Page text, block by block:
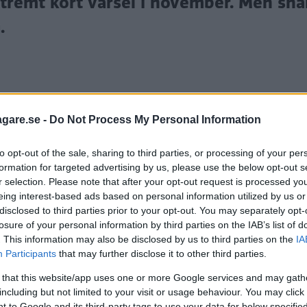
- Do Not Process My Personal Information
opt-out of the sale, sharing to third parties, or processing of your
for targeted advertising by us, please use the below opt-out
selection. Please note that after your opt-out request is processed
interest-based ads based on personal information utilized by us
to third parties prior to your opt-out. You may separately
of your personal information by third parties on the IAB’s list of
This information may also be disclosed by us to third parties on the
Participants that may further disclose it to other third parties.
that this website/app uses one or more Google services and may
but not limited to your visit or usage behaviour. You may
klimatsatsning som ska presenteras i
eller tung lastbil och ensatsning på laddplatser
och samtidigt köper en elbil får därmed en
för att köpa en bil.